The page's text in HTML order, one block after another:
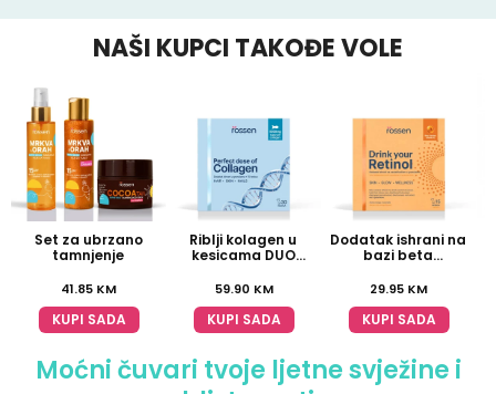
NAŠI KUPCI TAKOĐE VOLE
Set za ubrzano
tamnjenje
41.85 KM
KUPI SADA
Riblji kolagen u
kesicama DUO
59.90 KM
KUPI SADA
Dodatak ishrani na
bazi beta
glutationa
29.95 KM
KUPI SADA
Moćni čuvari tvoje ljetne svježine i